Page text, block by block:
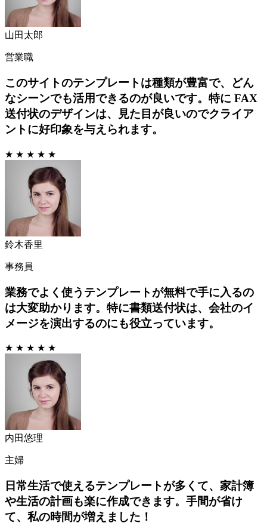
山田太郎
営業職
このサイトのテンプレートは種類が豊富で、どん
なシーンでも活用できるのが良いです。特に FAX
送付状のデザインは、見た目が良いのでクライア
ントに好印象を与えられます。
★ ★ ★ ★ ★
鈴木香里
事務員
業務でよく使うテンプレートが無料で手に入るの
は大変助かります。特に書類送付状は、会社のイ
メージを演出するのにも役立っています。
★ ★ ★ ★ ★
内田悠理
主婦
日常生活で使えるテンプレートが多くて、家計簿
や生活の計画も楽に作成できます。手間が省け
て、私の時間が増えました！